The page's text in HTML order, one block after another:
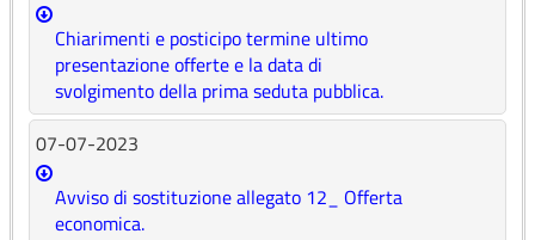
Chiarimenti e posticipo termine ultimo
presentazione offerte e la data di
svolgimento della prima seduta pubblica.
07-07-2023
Avviso di sostituzione allegato 12_ Offerta
economica.